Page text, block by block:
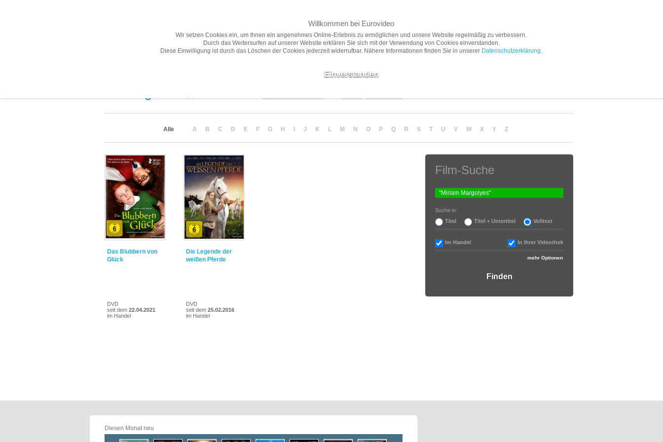
Home Filme
Alle A B C D E F G H J K L M N O P Q R S T U V W X Y Z
Das Blubbern von
Glück
DVD
seit dem 22.04.2021
im Handel
Die Legende der
weißen Pferde
DVD
seit dem 25.02.2016
im Handel
Film-Suche
Suche in:
Titel
Titel + Untertitel Volltext
Im Handel In Ihrer Videothek
mehr Optionen
Diesen Monat neu
Willkommen bei Eurovideo
Wir setzen Cookies ein, um Ihnen ein angenehmes Online-Erlebnis zu ermöglichen und unsere Website regelmäßig zu verbessern.
Durch das Weitersurfen auf unserer Website erklären Sie sich mit der Verwendung von Cookies einverstanden.
Diese Einwilligung ist durch das Löschen der Cookies jederzeit widerrufbar. Nähere Informationen finden Sie in unserer Datenschutzerklärung.
Einverstanden